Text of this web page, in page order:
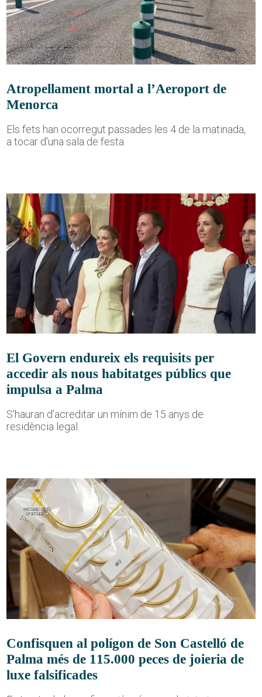
Atropellament mortal a l’Aeroport de
Menorca
Els fets han ocorregut passades les 4 de la matinada,
a tocar d'una sala de festa
El Govern endureix els requisits per
accedir als nous habitatges públics que
impulsa a Palma
S'hauran d'acreditar un mínim de 15 anys de
residència legal
Confisquen al polígon de Son Castelló de
Palma més de 115.000 peces de joieria de
luxe falsificades